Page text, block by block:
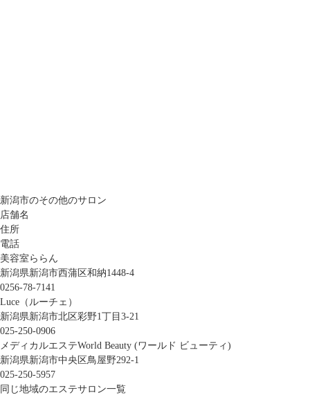
新潟市のその他のサロン
店舗名
住所
電話
美容室ららん
新潟県新潟市西蒲区和納1448-4
0256-78-7141
Luce（ルーチェ）
新潟県新潟市北区彩野1丁目3-21
025-250-0906
メディカルエステWorld Beauty (ワールド ビューティ)
新潟県新潟市中央区鳥屋野292-1
025-250-5957
同じ地域のエステサロン一覧